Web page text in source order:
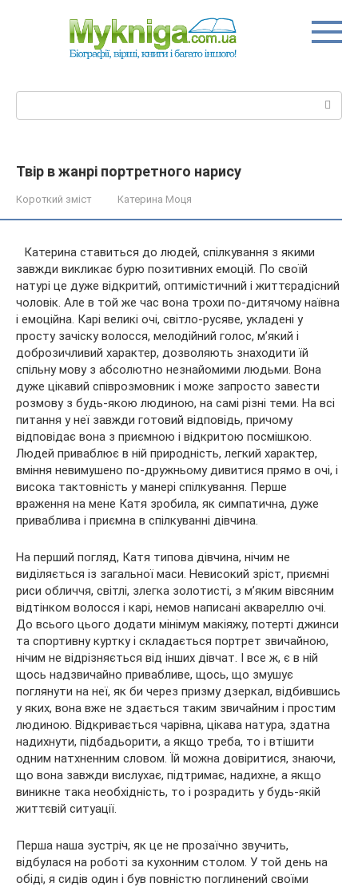
Твір в жанрі портретного нарису
Короткий зміст Катерина Моця
Катерина ставиться до людей, спілкування з якими
завжди викликає бурю позитивних емоцій. По своїй
натурі це дуже відкритий, оптимістичний і життєрадісний
чоловік. Але в той же час вона трохи по-дитячому наївна
і емоційна. Карі великі очі, світло-русяве, укладені у
просту зачіску волосся, мелодійний голос, м’який і
доброзичливий характер, дозволяють знаходити їй
спільну мову з абсолютно незнайомими людьми. Вона
дуже цікавий співрозмовник і може запросто завести
розмову з будь-якою людиною, на самі різні теми. На всі
питання у неї завжди готовий відповідь, причому
відповідає вона з приємною і відкритою посмішкою.
Людей приваблює в ній природність, легкий характер,
вміння невимушено по-дружньому дивитися прямо в очі, і
висока тактовність у манері спілкування. Перше
враження на мене Катя зробила, як симпатична, дуже
приваблива і приємна в спілкуванні дівчина.
На перший погляд, Катя типова дівчина, нічим не
виділяється із загальної маси. Невисокий зріст, приємні
риси обличчя, світлі, злегка золотисті, з м’яким вівсяним
відтінком волосся і карі, немов написані аквареллю очі.
До всього цього додати мінімум макіяжу, потерті джинси
та спортивну куртку і складається портрет звичайною,
нічим не відрізняється від інших дівчат. І все ж, є в ній
щось надзвичайно привабливе, щось, що змушує
поглянути на неї, як би через призму дзеркал, відбившись
у яких, вона вже не здається таким звичайним і простим
людиною. Відкривається чарівна, цікава натура, здатна
надихнути, підбадьорити, а якщо треба, то і втішити
одним натхненним словом. Їй можна довіритися, знаючи,
що вона завжди вислухає, підтримає, надихне, а якщо
виникне така необхідність, то і розрадить у будь-якій
життєвій ситуації.
Перша наша зустріч, як це не прозаїчно звучить,
відбулася на роботі за кухонним столом. У той день на
обіді, я сидів один і був повністю поглинений своїми